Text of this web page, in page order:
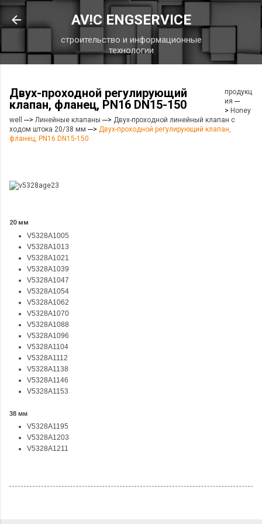
К основному контенту
AV!C ENGSERVICE
строительство и информационные
технологии
Двух-проходной регулирующий
клапан, фланец, PN16 DN15-150
продукц
ия ---
> Honey
well
---> Линейные клапаны ---> Двух-проходной линейный клапан с
ходом штока 20/38 мм ---> Двух-проходной регулирующий клапан,
фланец, PN16 DN15-150
20 мм
V5328A1005
V5328A1013
V5328A1021
V5328A1039
V5328A1047
V5328A1054
V5328A1062
V5328A1070
V5328A1088
V5328A1096
V5328A1104
V5328A1112
V5328A1138
V5328A1146
V5328A1153
38 мм
V5328A1195
V5328A1203
V5328A1211